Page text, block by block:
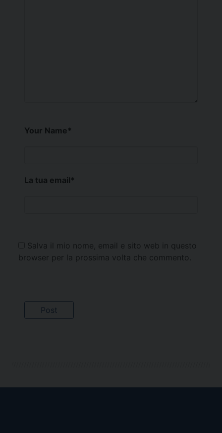
Your Name*
La tua email*
Salva il mio nome, email e sito web in questo
browser per la prossima volta che commento.